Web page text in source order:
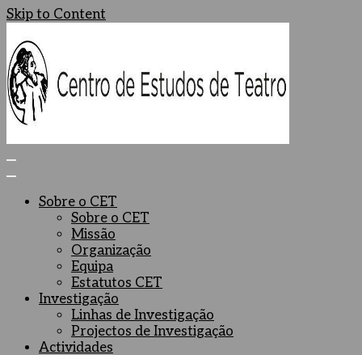
Skip to Content
Sobre o CET
Sobre o CET
Missão
Organização
Equipa
Estatutos CET
Investigação
Linhas de Investigação
Projectos de Investigação
Actividades